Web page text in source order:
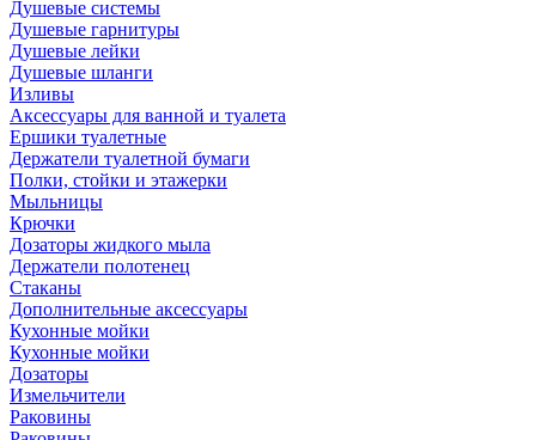
Душевые системы
Душевые гарнитуры
Душевые лейки
Душевые шланги
Изливы
Аксессуары для ванной и туалета
Ершики туалетные
Держатели туалетной бумаги
Полки, стойки и этажерки
Мыльницы
Крючки
Дозаторы жидкого мыла
Держатели полотенец
Стаканы
Дополнительные аксессуары
Кухонные мойки
Кухонные мойки
Дозаторы
Измельчители
Раковины